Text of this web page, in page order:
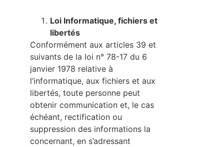
Loi Informatique, fichiers et
libertés
Conformément aux articles 39 et
suivants de la loi n° 78-17 du 6
janvier 1978 relative à
l’informatique, aux fichiers et aux
libertés, toute personne peut
obtenir communication et, le cas
échéant, rectification ou
suppression des informations la
concernant, en s’adressant